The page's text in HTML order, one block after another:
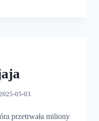
05-03
przetrwała miliony